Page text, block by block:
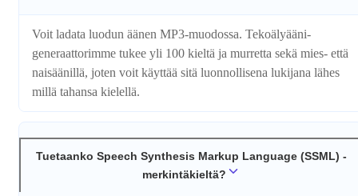
Voit ladata luodun äänen MP3-muodossa. Tekoälyääni­
generaattorimme tukee yli 100 kieltä ja murretta sekä mies- että
naisäänillä, joten voit käyttää sitä luonnollisena lukijana lähes
millä tahansa kielellä.
Tuetaanko Speech Synthesis Markup Language (SSML) -
merkintäkieltä?